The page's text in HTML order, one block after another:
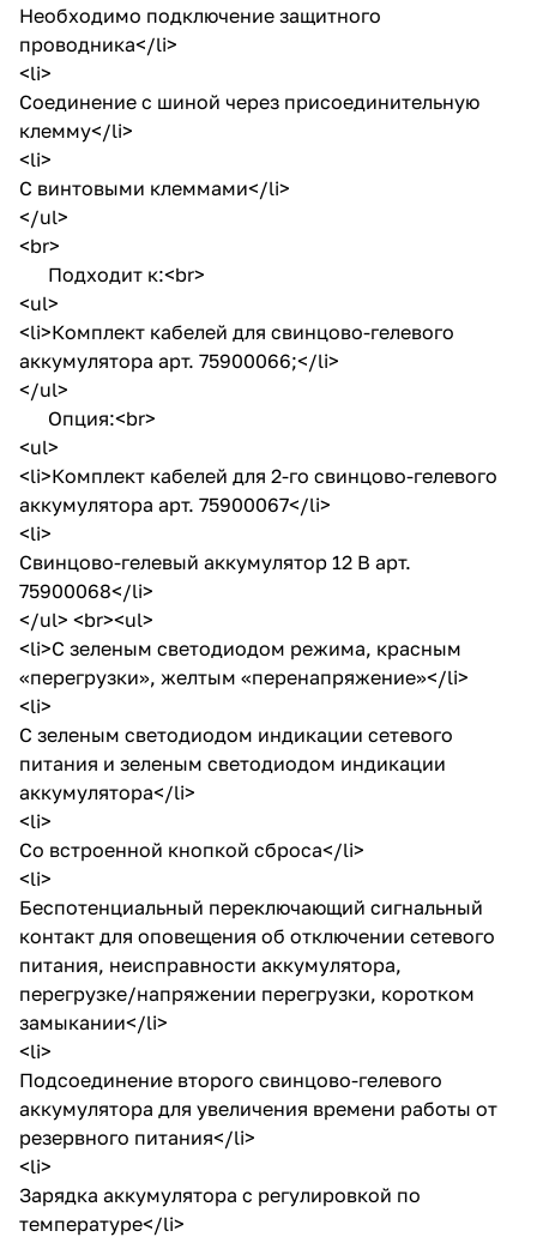
Необходимо подключение защитного
проводника</li>
<li>
Соединение с шиной через присоединительную
клемму</li>
<li>
С винтовыми клеммами</li>
</ul>
<br>
Подходит к:<br>
<ul>
<li>Комплект кабелей для свинцово-гелевого
аккумулятора арт. 75900066;</li>
</ul>
Опция:<br>
<ul>
<li>Комплект кабелей для 2-го свинцово-гелевого
аккумулятора арт. 75900067</li>
<li>
Cвинцово-гелевый аккумулятор 12 В арт.
75900068</li>
</ul> <br><ul>
<li>С зеленым светодиодом режима, красным
«перегрузки», желтым «перенапряжение»</li>
<li>
С зеленым светодиодом индикации сетевого
питания и зеленым светодиодом индикации
аккумулятора</li>
<li>
Со встроенной кнопкой сброса</li>
<li>
Беспотенциальный переключающий сигнальный
контакт для оповещения об отключении сетевого
питания, неисправности аккумулятора,
перегрузке/напряжении перегрузки, коротком
замыкании</li>
<li>
Подсоединение второго свинцово-гелевого
аккумулятора для увеличения времени работы от
резервного питания</li>
<li>
Зарядка аккумулятора с регулировкой по
температуре</li>